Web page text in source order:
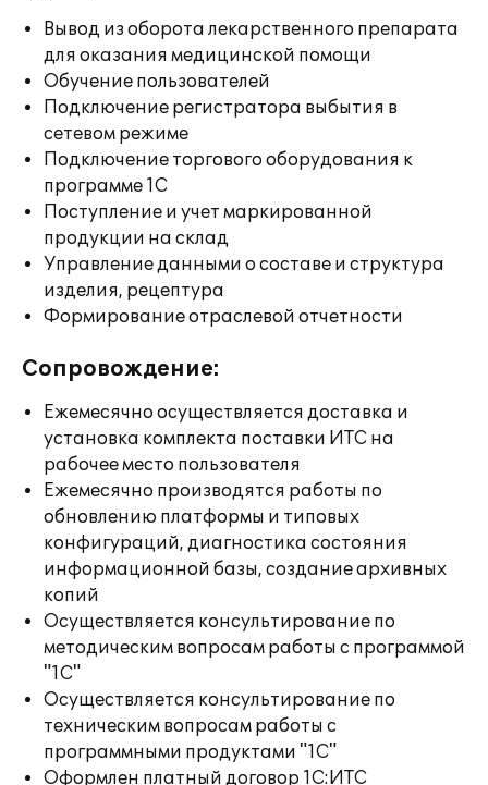
Вывод из оборота лекарственного препарата
для оказания медицинской помощи
Обучение пользователей
Подключение регистратора выбытия в
сетевом режиме
Подключение торгового оборудования к
программе 1С
Поступление и учет маркированной
продукции на склад
Управление данными о составе и структура
изделия, рецептура
Формирование отраслевой отчетности
Сопровождение:
Ежемесячно осуществляется доставка и
установка комплекта поставки ИТС на
рабочее место пользователя
Ежемесячно производятся работы по
обновлению платформы и типовых
конфигураций, диагностика состояния
информационной базы, создание архивных
копий
Осуществляется консультирование по
методическим вопросам работы с программой
"1С"
Осуществляется консультирование по
техническим вопросам работы с
программными продуктами "1С"
Оформлен платный договор 1С:ИТС